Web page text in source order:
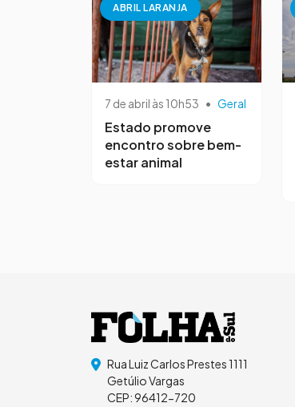
ABRIL LARANJA
7 de abril às 10h53 • Geral
Estado promove
encontro sobre bem-
estar animal
Rua Luiz Carlos Prestes 1111
Getúlio Vargas
CEP: 96412-720